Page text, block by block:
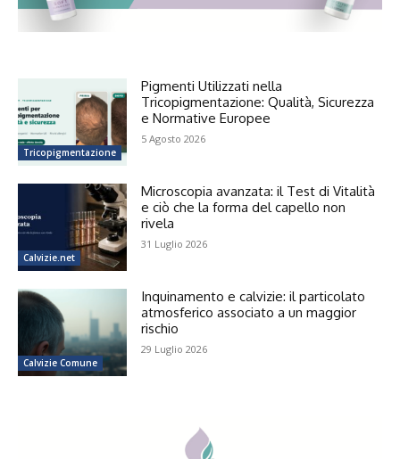
Tricopigmentazione
Pigmenti Utilizzati nella
Tricopigmentazione: Qualità, Sicurezza
e Normative Europee
5 Agosto 2026
Calvizie.net
Microscopia avanzata: il Test di Vitalità
e ciò che la forma del capello non
rivela
31 Luglio 2026
Calvizie Comune
Inquinamento e calvizie: il particolato
atmosferico associato a un maggior
rischio
29 Luglio 2026